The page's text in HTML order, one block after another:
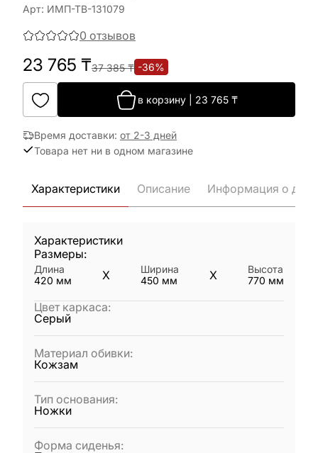
Арт: ИМП-ТВ-131079
0 отзывов
23 765 ₸37 385₸ -36%
в корзину 23 765 ₸
Время доставки: от 2-3 дней
Товара нет ни в одном магазине
Характеристики Описание Информация о
Характеристики
Размеры:
Длина
420 мм X
Ширина
450 мм X
Высота
770 мм
Цвет каркаса:
Серый
Материал обивки:
Кожзам
Тип основания:
Ножки
Форма сиденья: